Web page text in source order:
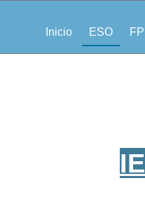
Inicio ESO FP